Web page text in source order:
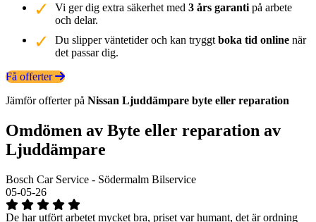
Vi ger dig extra säkerhet med 3 års garanti på arbete
och delar.
Du slipper väntetider och kan tryggt boka tid online när
det passar dig.
Få offerter
Jämför offerter på Nissan Ljuddämpare byte eller reparation
Omdömen av Byte eller reparation av
Ljuddämpare
Bosch Car Service - Södermalm Bilservice
05-05-26
De har utfört arbetet mycket bra, priset var humant, det är ordning